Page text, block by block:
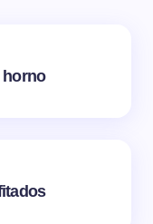
horno